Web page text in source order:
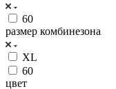
60
размер комбинезона
XL
60
цвет